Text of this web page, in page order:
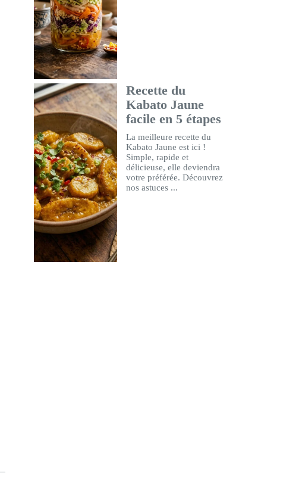
Recette du
Kabato Jaune
facile en 5 étapes
La meilleure recette du
Kabato Jaune est ici !
Simple, rapide et
délicieuse, elle deviendra
votre préférée. Découvrez
nos astuces ...